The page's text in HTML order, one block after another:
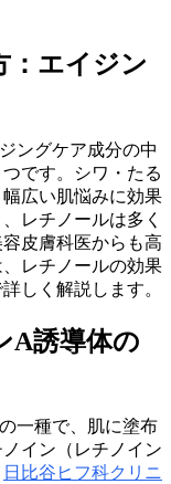
：エイジン
ングケア成分の中
です。シワ・たる
広い肌悩みに効果
レチノールは多く
皮膚科医からも高
レチノールの効果
しく解説します。
A誘導体の
一種で、肌に塗布
イン（レチノイン
日比谷ヒフ科クリニ